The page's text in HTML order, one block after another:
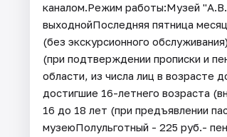
каналом.Режим работы:Музей
выходнойПоследняя пятница
(без экскурсионного
(при подтверждении прописки и
области, из числа лиц в возрасте
достигшие 16-летнего возраста
16 до 18 лет (при предъявлении
музеюПолульготный - 225 руб.-